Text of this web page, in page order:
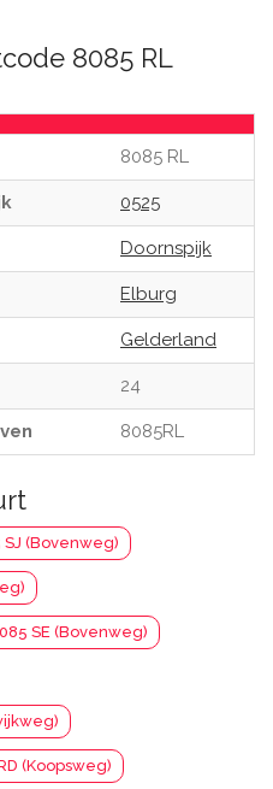
8085 RL
8085 RL
0525
Doornspijk
Elburg
Gelderland
24
8085RL
SJ (Bovenweg)
SE (Bovenweg)
(Koopsweg)